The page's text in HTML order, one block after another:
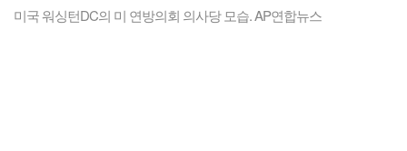
미국 워싱턴DC의 미 연방의회 의사당 모습. AP연합뉴스